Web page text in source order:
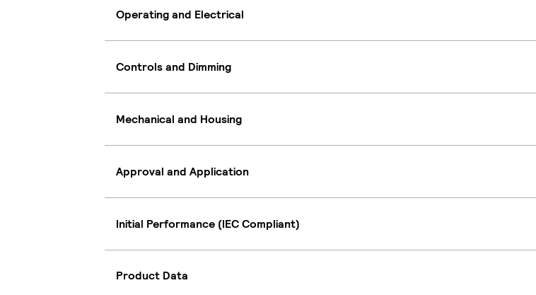
Operating and Electrical
Controls and Dimming
Mechanical and Housing
Approval and Application
Initial Performance (IEC Compliant)
Product Data